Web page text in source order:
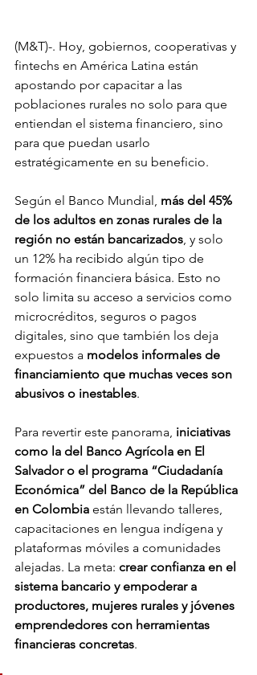
(M&T)-. Hoy, gobiernos, cooperativas y
fintechs en América Latina están
apostando por capacitar a las
poblaciones rurales no solo para que
entiendan el sistema financiero, sino
para que puedan usarlo
estratégicamente en su beneficio.
Según el Banco Mundial, más del 45%
de los adultos en zonas rurales de la
región no están bancarizados, y solo
un 12% ha recibido algún tipo de
formación financiera básica. Esto no
solo limita su acceso a servicios como
microcréditos, seguros o pagos
digitales, sino que también los deja
expuestos a modelos informales de
financiamiento que muchas veces son
abusivos o inestables.
Para revertir este panorama, iniciativas
como la del Banco Agrícola en El
Salvador o el programa “Ciudadanía
Económica” del Banco de la República
en Colombia están llevando talleres,
capacitaciones en lengua indígena y
plataformas móviles a comunidades
alejadas. La meta: crear confianza en el
sistema bancario y empoderar a
productores, mujeres rurales y jóvenes
emprendedores con herramientas
financieras concretas.